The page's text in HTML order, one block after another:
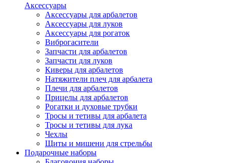
Аксессуары
Аксессуары для арбалетов
Аксессуары для луков
Аксессуары для рогаток
Виброгасители
Запчасти для арбалетов
Запчасти для луков
Киверы для арбалетов
Натяжители плеч для арбалета
Плечи для арбалетов
Прицелы для арбалетов
Рогатки и духовые трубки
Тросы и тетивы для арбалета
Тросы и тетивы для лука
Чехлы
Щиты и мишени для стрельбы
Подарочные наборы